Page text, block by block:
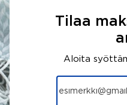
Tilaa
Aloita